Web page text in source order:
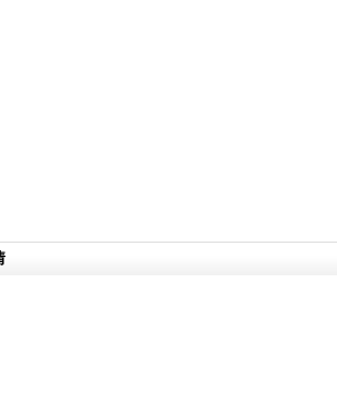
责任